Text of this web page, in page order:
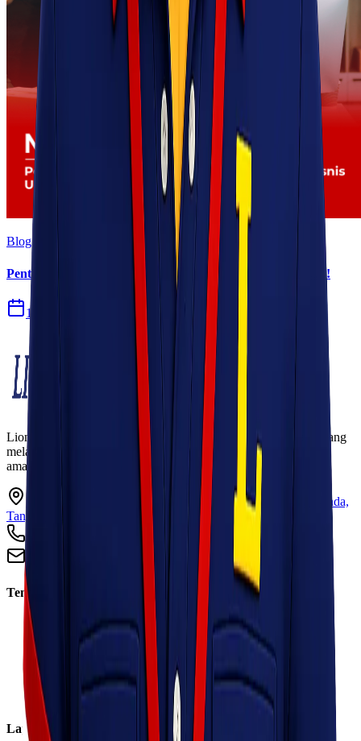
Blog
Pentingnya Logistik dan Pengiriman dalam Bisnis UMKM!
13 Jun 2025
Lionel Express adalah perusahaan jasa pengiriman terpercaya yang
melayani pengiriman barang ke seluruh Indonesia dengan cepat,
aman, dan harga kompetitif.
Ruko Garden Square Blok G No. 11-12 Jurumudi baru, Benda,
Tangerang, Banten 15124
info@lionelexpress.com
Tentang Kami
Tentang Kami
Visi & Misi
Karir
Cabang
Informasi
Layanan